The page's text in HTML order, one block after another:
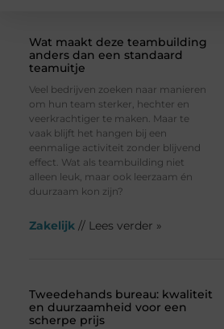
Wat maakt deze teambuilding
anders dan een standaard
teamuitje
Veel bedrijven zoeken naar manieren
om hun team sterker, hechter en
veerkrachtiger te maken. Maar te
vaak blijft het hangen bij een
eenmalige activiteit zonder blijvend
effect. Wat als teambuilding niet
alleen leuk, maar ook leerzaam én
duurzaam kon zijn?
Zakelijk // Lees verder »
Tweedehands bureau: kwaliteit
en duurzaamheid voor een
scherpe prijs